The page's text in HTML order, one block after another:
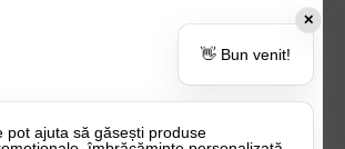
✕
👋 Bun venit!
pot ajuta să găsești produse